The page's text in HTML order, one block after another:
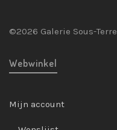
©2026 Galerie Sous-Terre
Webwinkel
Mijn account